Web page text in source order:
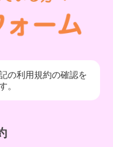
の利用規約の確認を
。